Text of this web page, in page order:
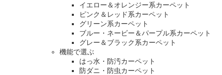
イエロー＆オレンジー系カーペット
ピンク＆レッド系カーペット
グリーン系カーペット
ブルー・ネービー＆パープル系カーペット
グレー＆ブラック系カーペット
機能で選ぶ
はっ水・防汚カーペット
防ダニ・防虫カーペット